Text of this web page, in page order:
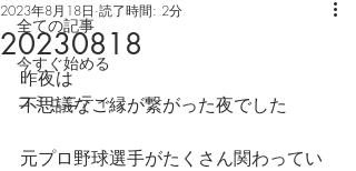
全ての記事
今すぐ始める
コミュニティ
20230818
2023年8月18日 読了時間: 2分
昨夜は
不思議なご縁が繋がった夜でした
元プロ野球選手がたくさん関わってい